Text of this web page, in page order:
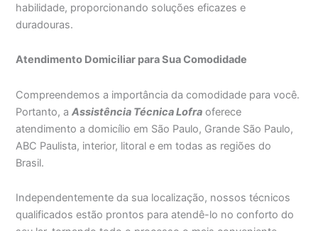
habilidade, proporcionando soluções eficazes e
duradouras.
Atendimento Domiciliar para Sua Comodidade
Compreendemos a importância da comodidade para você.
Portanto, aAssistência Técnica Lofra oferece
atendimento a domicílio em São Paulo, Grande São Paulo,
ABC Paulista, interior, litoral e em todas as regiões do
Brasil.
Independentemente da sua localização, nossos técnicos
qualificados estão prontos para atendê-lo no conforto do